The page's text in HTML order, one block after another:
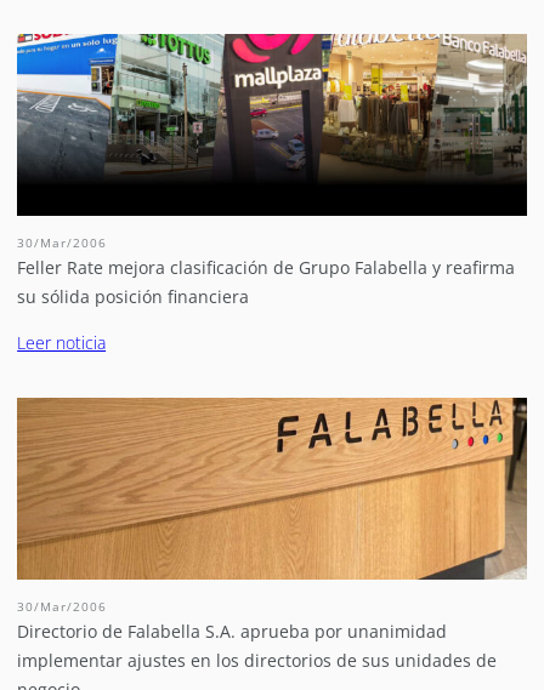
30/Mar/2006
Feller Rate mejora clasificación de Grupo Falabella y reafirma
su sólida posición financiera
Leer noticia
30/Mar/2006
Directorio de Falabella S.A. aprueba por unanimidad
implementar ajustes en los directorios de sus unidades de